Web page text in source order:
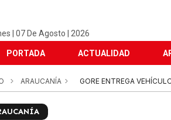
| 07 De Agosto | 2026
PORTADA ACTUALIDAD
ARAUCANÍA GORE ENTREGA